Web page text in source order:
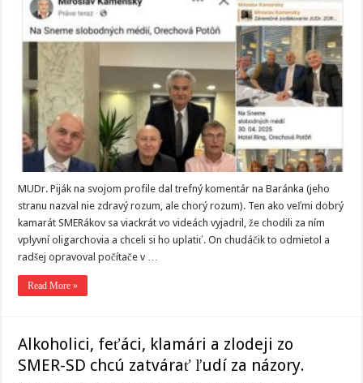
MUDr. Piják na svojom profile dal trefný komentár na Baránka (jeho
stranu nazval nie zdravý rozum, ale chorý rozum). Ten ako veľmi dobrý
kamarát SMERákov sa viackrát vo videách vyjadril, že chodili za ním
vplyvní oligarchovia a chceli si ho uplatiť. On chudáčik to odmietol a
radšej opravoval počítače v …
Read More »
Alkoholici, feťáci, klamári a zlodeji zo
SMER-SD chcú zatvárať ľudí za názory.